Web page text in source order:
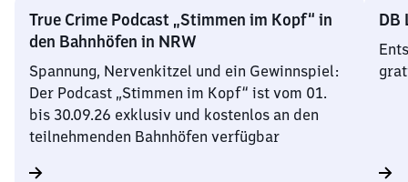
True Crime Podcast „Stimmen im Kopf“ in
den Bahnhöfen in NRW
Spannung, Nervenkitzel und ein Gewinnspiel:
Der Podcast „Stimmen im Kopf“ ist vom 01.
bis 30.09.26 exklusiv und kostenlos an den
teilnehmenden Bahnhöfen verfügbar
DB